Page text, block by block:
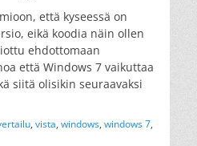
että kyseessä on
eikä koodia näin ollen
ehdottomaan
että Windows 7 vaikuttaa
siitä olisikin seuraavaksi
, vista, windows, windows 7,